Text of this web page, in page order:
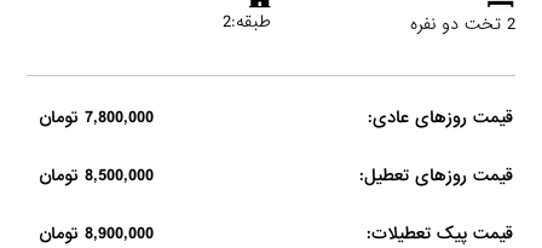
2 تخت دو نفره طبقه:2
قیمت روزهای عادی: 7,800,000 تومان
قیمت روزهای تعطیل: 8,500,000 تومان
قیمت پیک تعطیلات: 8,900,000 تومان